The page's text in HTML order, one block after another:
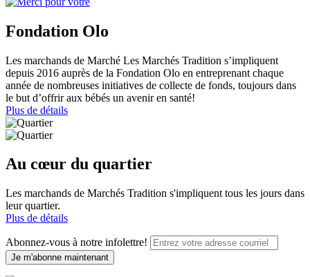
Fondation Olo
Les marchands de Marché Les Marchés Tradition s’impliquent
depuis 2016 auprès de la Fondation Olo en entreprenant chaque
année de nombreuses initiatives de collecte de fonds, toujours dans
le but d’offrir aux bébés un avenir en santé!
Plus de détails
Au cœur du quartier
Les marchands de Marchés Tradition s'impliquent tous les jours dans
leur quartier.
Plus de détails
Abonnez-vous à notre infolettre!
Je m'abonne maintenant